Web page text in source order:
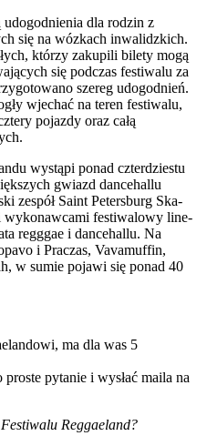
udogodnienia dla rodzin z
się na wózkach inwalidzkich.
którzy zakupili bilety mogą
się podczas festiwalu za
szereg udogodnień.
wjechać na teren festiwalu,
pojazdy oraz całą
wystąpi ponad czterdziestu
gwiazd dancehallu
zespół Saint Petersburg Ska-
wykonawcami festiwalowy line-
regggae i dancehallu. Na
i Praczas, Vavamuffin,
w sumie pojawi się ponad 40
ma dla was 5
pytanie i wysłać maila na
Reggaeland?